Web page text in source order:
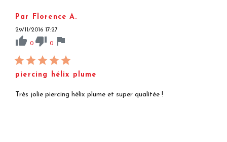
Par Florence A.
29/11/2016 17:27
thumb_up 0 thumb_down 0 flag
piercing hélix plume
Très jolie piercing hélix plume et super qualitée !